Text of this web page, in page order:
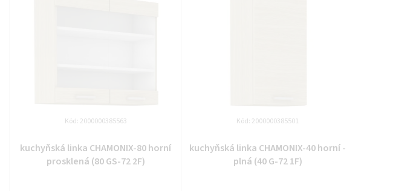
kuchyňská linka CHAMONIX-80 horní
prosklená (80 GS-72 2F)
Kód: 2000000385563
kuchyňská linka CHAMONIX-40 horní -
plná (40 G-72 1F)
Kód: 2000000385501